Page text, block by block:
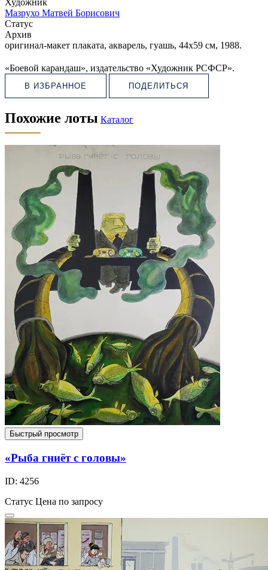
Мазрухо Матвей Борисович
Статус
Архив
оригинал-макет плаката, акварель, гуашь, 44х59 см, 1988.
«Боевой карандаш», издательство «Художник РСФСР».
В ИЗБРАННОЕ ПОДЕЛИТЬСЯ
Похожие лоты Каталог
Быстрый просмотр
«Рыба гниёт с головы»
ID: 4256
Статус Цена по запросу